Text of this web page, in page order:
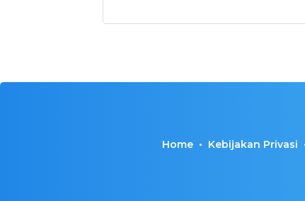
Raih Predikat
Home Kebijakan Privasi